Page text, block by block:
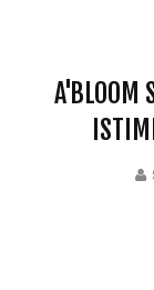
A'BLOOM